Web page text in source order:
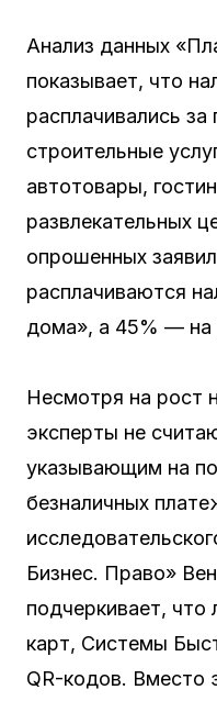
Анализ данных
показывает, что
расплачивались
строительные
автотовары,
развлекательных
опрошенных
расплачиваются
дома», а 45% — на
Несмотря на рост
эксперты не
указывающим на
безналичных
Бизнес. Право»
подчеркивает,
карт, Системы
QR-кодов. Вместо